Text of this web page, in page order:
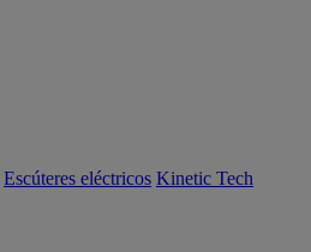
Escúteres eléctricos Kinetic Tech